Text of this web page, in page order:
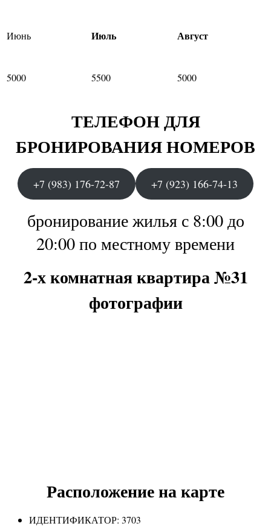
Июнь Июль Август
5000 5500 5000
ТЕЛЕФОН ДЛЯ
БРОНИРОВАНИЯ НОМЕРОВ
+7 (983) 176-72-87 +7 (923) 166-74-13
бронирование жилья с 8:00 до
20:00 по местному времени
2-х комнатная квартира №31
фотографии
Расположение на карте
ИДЕНТИФИКАТОР: 3703